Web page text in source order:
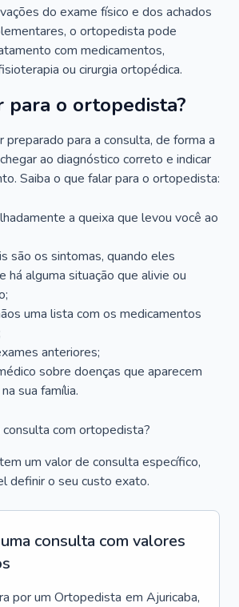
do exame físico e dos achados
o ortopedista pode
com medicamentos,
ou cirurgia ortopédica.
para o ortopedista?
para a consulta, de forma a
ao diagnóstico correto e indicar
Saiba o que falar para o ortopedista:
a queixa que levou você ao
são os sintomas, quando eles
há alguma situação que alivie ou
uma lista com os medicamentos
anteriores;
sobre doenças que aparecem
sua família.
com ortopedista?
um valor de consulta específico,
definir o seu custo exato.
consulta com valores
por um Ortopedista em Ajuricaba,